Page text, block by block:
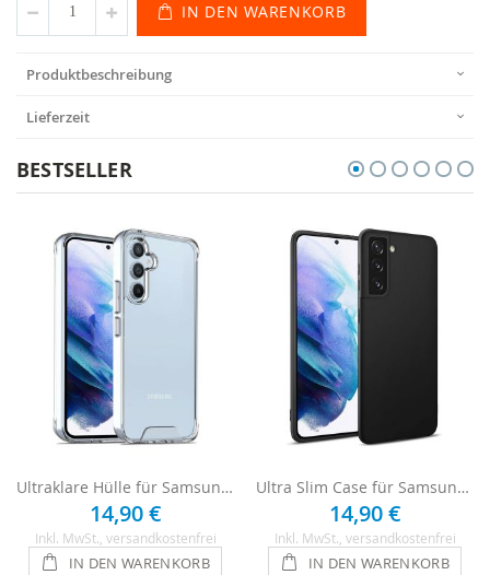
IN DEN WARENKORB
Produktbeschreibung
Lieferzeit
BESTSELLER
Ultraklare Hülle für Samsung Galaxy S21 Plus - Transparent
14,90 €
Inkl. MwSt. , versandkostenfrei
IN DEN WARENKORB
Ultra Slim Case für Samsung Galaxy S21 Plus - Schwarz
14,90 €
Inkl. MwSt. , versandkostenfrei
IN DEN WARENKORB